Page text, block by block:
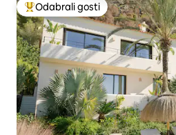
Među najviše rangiranima s
Odabrali gosti